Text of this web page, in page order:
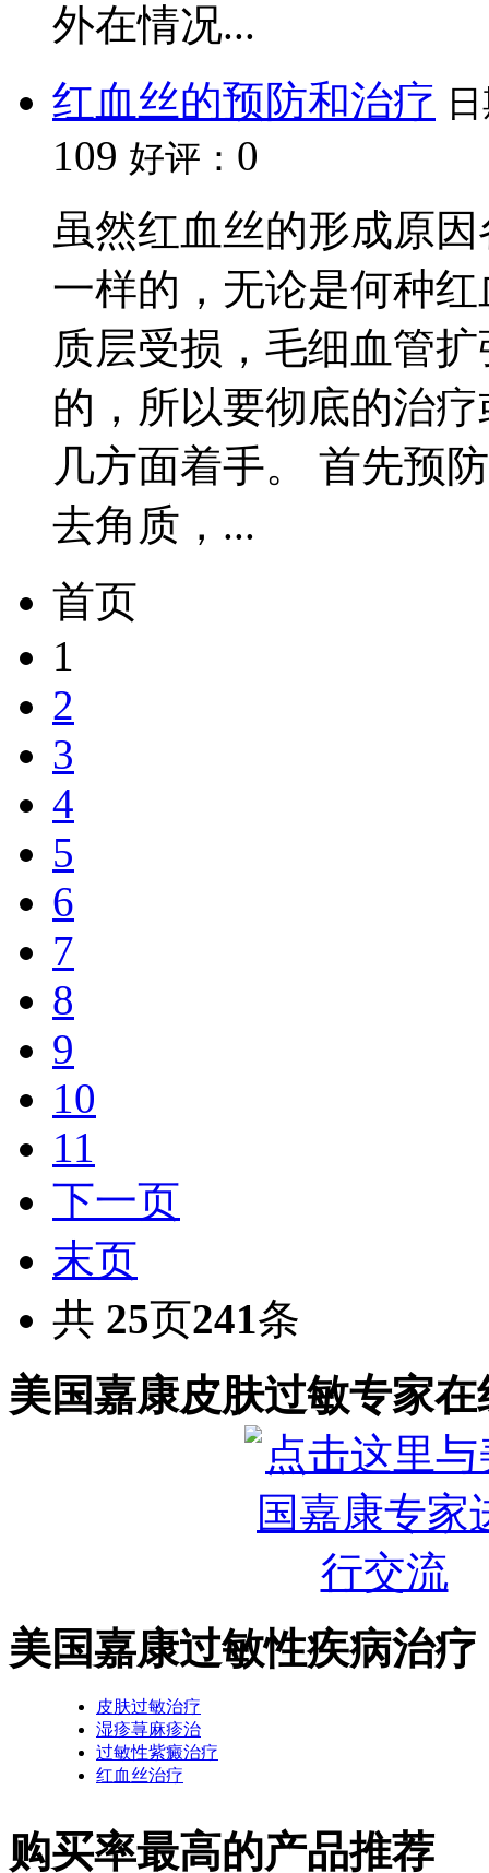
外在情况...
红血丝的预防和治疗
109 好评： 0
虽然红血丝的形成原
一样的，无论是何种
质层受损，毛细血管
的，所以要彻底的治
几方面着手。 首先预
去角质，...
首页
1
2
3
4
5
6
7
8
9
10
11
下一页
末页
共 25页241条
美国嘉康皮肤过敏专家在
美国嘉康过敏性疾病治疗
皮肤过敏治疗
湿疹荨麻疹治
过敏性紫癜治疗
红血丝治疗
购买率最高的产品推荐